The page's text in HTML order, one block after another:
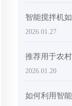
2026.01.27
2026.01.20